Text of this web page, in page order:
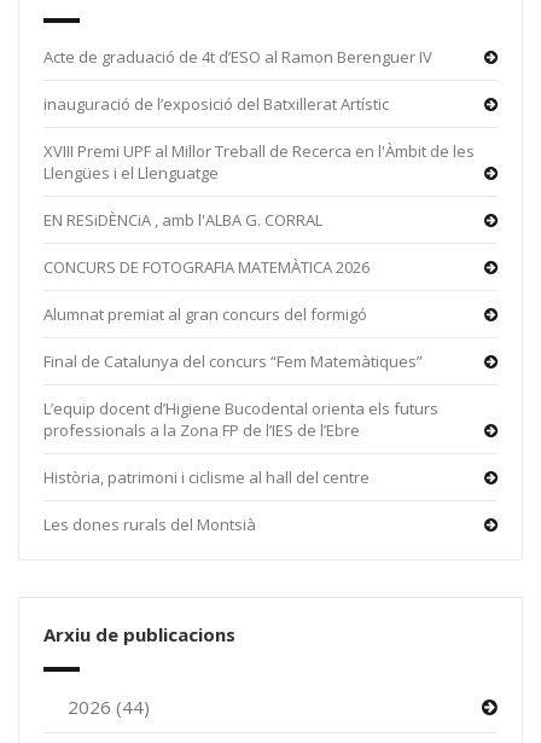
Acte de graduació de 4t d’ESO al Ramon Berenguer IV
inauguració de l’exposició del Batxillerat Artístic
XVIII Premi UPF al Millor Treball de Recerca en l'Àmbit de les
Llengües i el Llenguatge
EN RESiDÈNCiA , amb l'ALBA G. CORRAL
CONCURS DE FOTOGRAFIA MATEMÀTICA 2026
Alumnat premiat al gran concurs del formigó
Final de Catalunya del concurs “Fem Matemàtiques”
L’equip docent d’Higiene Bucodental orienta els futurs
professionals a la Zona FP de l’IES de l’Ebre
Història, patrimoni i ciclisme al hall del centre
Les dones rurals del Montsià
Arxiu de publicacions
2026 (44)